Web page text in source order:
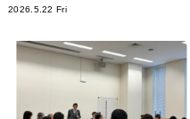
2026.5.22 Fri